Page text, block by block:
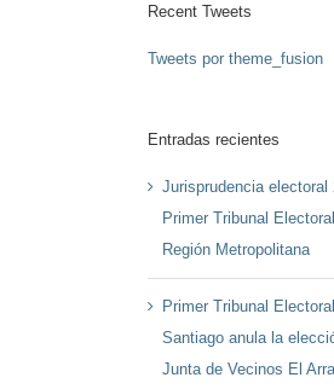
Recent Tweets
Tweets por theme_fusion
Entradas recientes
Jurisprudencia electoral
Primer Tribunal
Región Metropolitana
Primer Tribunal
Santiago anula la
Junta de Vecinos El